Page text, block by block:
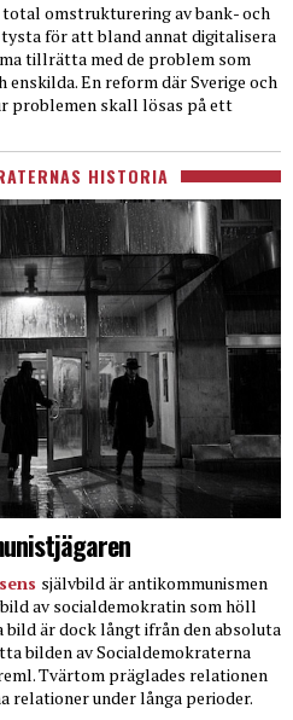
omstrukturering av bank- och
för att bland annat digitalisera
tillrätta med de problem som
En reform där Sverige och
problemen skall lösas på ett
HISTORIA
självbild är antikommunismen
av socialdemokratin som höll
bild är dock långt ifrån den absoluta
bilden av Socialdemokraterna
Tvärtom präglades relationen
relationer under långa perioder.